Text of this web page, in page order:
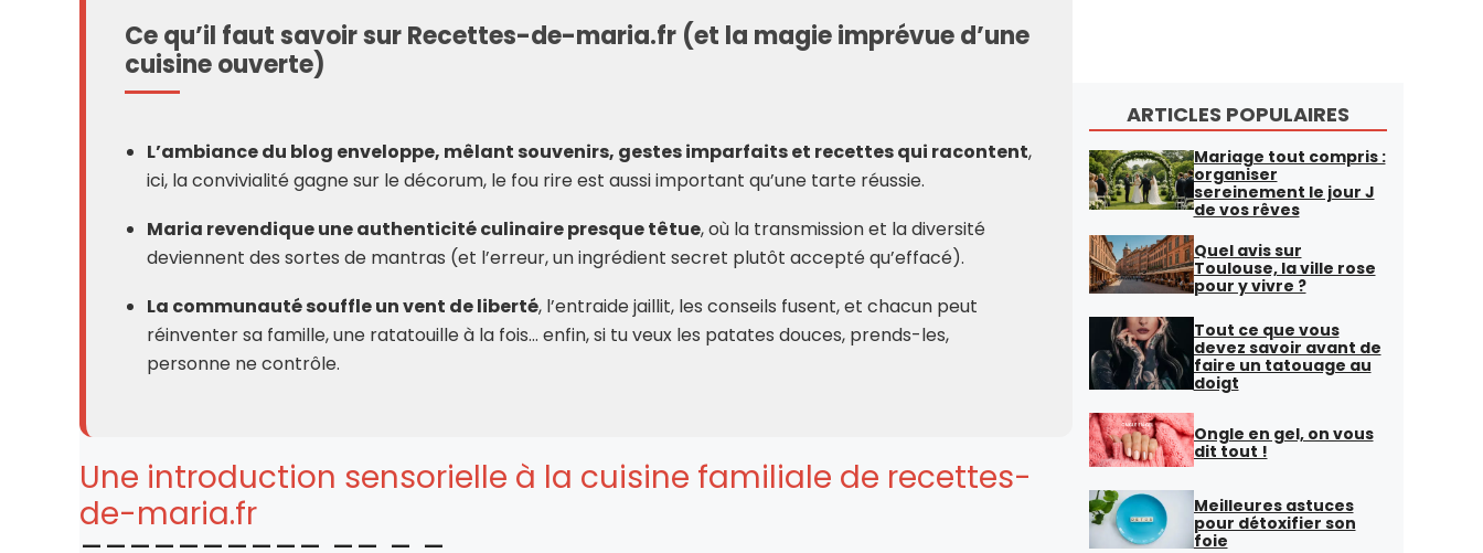
Ce qu’il faut savoir sur Recettes-de-maria.fr (et la magie imprévue d’une
cuisine ouverte)
L’ambiance du blog enveloppe, mêlant souvenirs, gestes imparfaits et recettes qui racontent,
ici, la convivialité gagne sur le décorum, le fou rire est aussi important qu’une tarte réussie.
Maria revendique une authenticité culinaire presque têtue, où la transmission et la diversité
deviennent des sortes de mantras (et l’erreur, un ingrédient secret plutôt accepté qu’effacé).
La communauté souffle un vent de liberté, l’entraide jaillit, les conseils fusent, et chacun peut
réinventer sa famille, une ratatouille à la fois… enfin, si tu veux les patates douces, prends-les,
personne ne contrôle.
Une introduction sensorielle à la cuisine familiale de recettes-
de-maria.fr
ARTICLES POPULAIRES
Mariage tout compris :
organiser
sereinement le jour J
de vos rêves
Quel avis sur
Toulouse, la ville rose
pour y vivre ?
Tout ce que vous
devez savoir avant de
faire un tatouage au
doigt
Ongle en gel, on vous
dit tout !
Meilleures astuces
pour détoxifier son
foie